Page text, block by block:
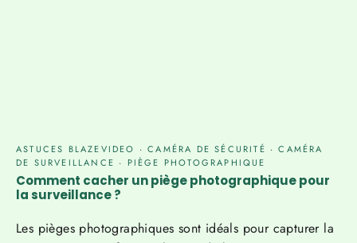
ASTUCES BLAZEVIDEO ·CAMÉRA DE SÉCURITÉ ·CAMÉRA
DE SURVEILLANCE · PIÈGE PHOTOGRAPHIQUE
Comment cacher un piège photographique pour
la surveillance ?
Les pièges photographiques sont idéals pour capturer la